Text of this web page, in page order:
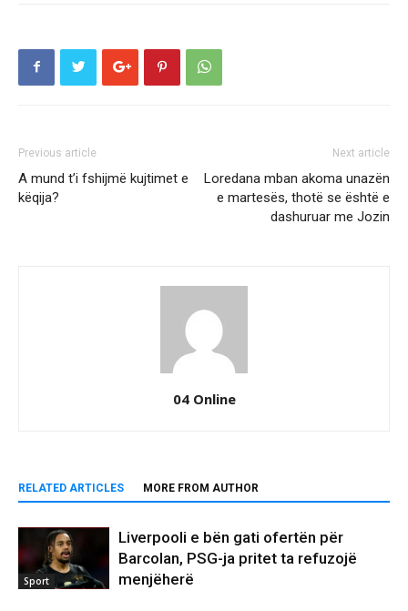
Previous article
A mund t’i fshijmë kujtimet e
këqija?
Next article
Loredana mban akoma unazën
e martesës, thotë se është e
dashuruar me Jozin
04 Online
RELATED ARTICLES MORE FROM AUTHOR
Sport
Liverpooli e bën gati ofertën për
Barcolan, PSG-ja pritet ta refuzojë
menjëherë